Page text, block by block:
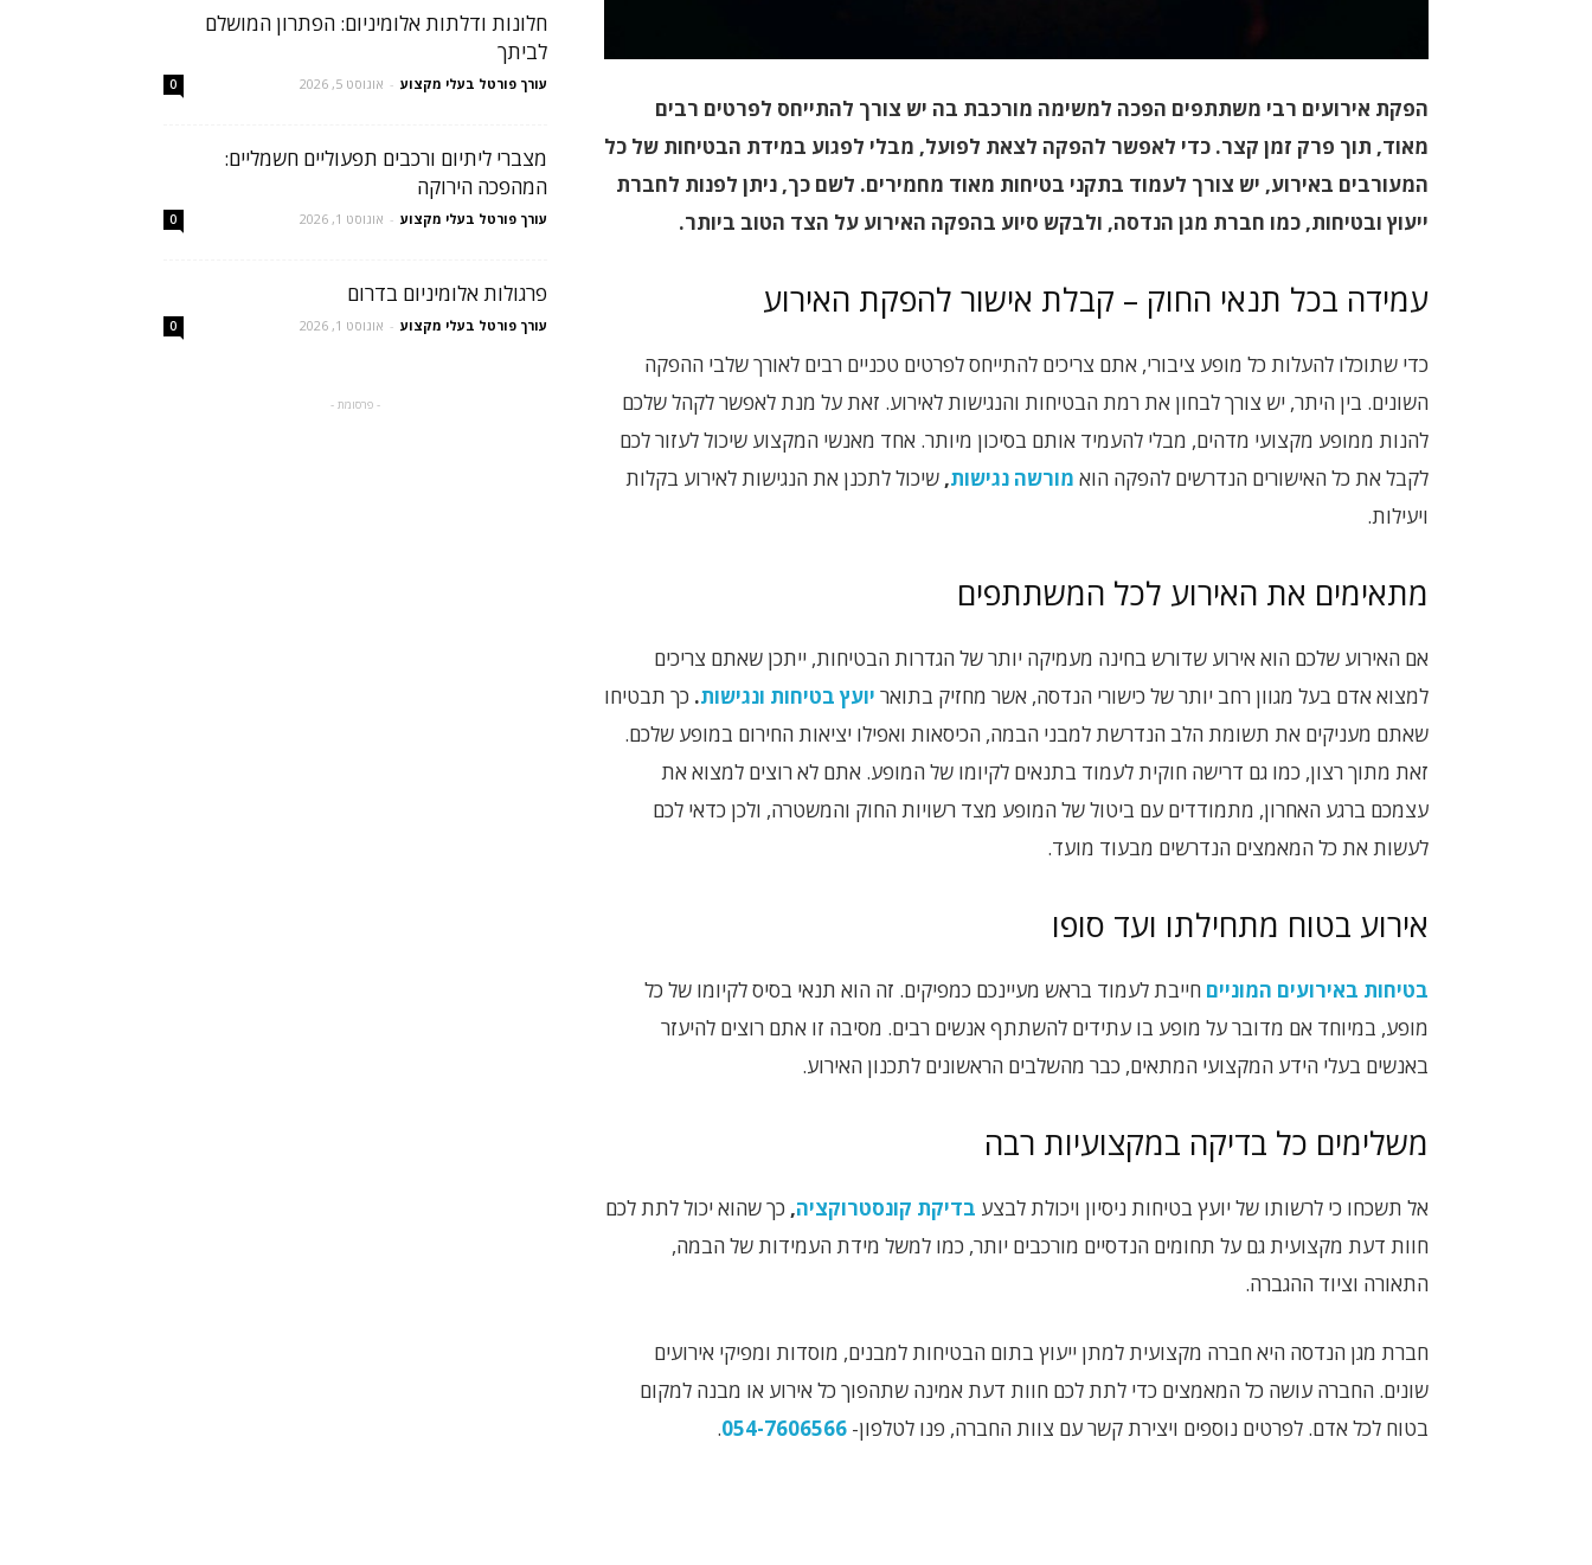
הפקת אירועים רבי משתתפים הפכה למשימה מורכבת בה יש צורך להתייחס לפרטים רבים
מאוד, תוך פרק זמן קצר. כדי לאפשר להפקה לצאת לפועל, מבלי לפגוע במידת הבטיחות של כל
המעורבים באירוע, יש צורך לעמוד בתקני בטיחות מאוד מחמירים. לשם כך, ניתן לפנות לחברת
ייעוץ ובטיחות, כמו חברת מגן הנדסה, ולבקש סיוע בהפקה האירוע על הצד הטוב ביותר.
עמידה בכל תנאי החוק – קבלת אישור להפקת האירוע
כדי שתוכלו להעלות כל מופע ציבורי, אתם צריכים להתייחס לפרטים טכניים רבים לאורך שלבי ההפקה
השונים. בין היתר, יש צורך לבחון את רמת הבטיחות והנגישות לאירוע. זאת על מנת לאפשר לקהל שלכם
להנות ממופע מקצועי מדהים, מבלי להעמיד אותם בסיכון מיותר. אחד מאנשי המקצוע שיכול לעזור לכם
לקבל את כל האישורים הנדרשים להפקה הוא מורשה נגישות, שיכול לתכנן את הנגישות לאירוע בקלות
ויעילות.
מתאימים את האירוע לכל המשתתפים
אם האירוע שלכם הוא אירוע שדורש בחינה מעמיקה יותר של הגדרות הבטיחות, ייתכן שאתם צריכים
למצוא אדם בעל מגוון רחב יותר של כישורי הנדסה, אשר מחזיק בתואר יועץ בטיחות ונגישות. כך תבטיחו
שאתם מעניקים את תשומת הלב הנדרשת למבני הבמה, הכיסאות ואפילו יציאות החירום במופע שלכם.
זאת מתוך רצון, כמו גם דרישה חוקית לעמוד בתנאים לקיומו של המופע. אתם לא רוצים למצוא את
עצמכם ברגע האחרון, מתמודדים עם ביטול של המופע מצד רשויות החוק והמשטרה, ולכן כדאי לכם
לעשות את כל המאמצים הנדרשים מבעוד מועד.
אירוע בטוח מתחילתו ועד סופו
בטיחות באירועים המוניים חייבת לעמוד בראש מעיינכם כמפיקים. זה הוא תנאי בסיס לקיומו של כל
מופע, במיוחד אם מדובר על מופע בו עתידים להשתתף אנשים רבים. מסיבה זו אתם רוצים להיעזר
באנשים בעלי הידע המקצועי המתאים, כבר מהשלבים הראשונים לתכנון האירוע.
משלימים כל בדיקה במקצועיות רבה
אל תשכחו כי לרשותו של יועץ בטיחות ניסיון ויכולת לבצע בדיקת קונסטרוקציה, כך שהוא יכול לתת לכם
חוות דעת מקצועית גם על תחומים הנדסיים מורכבים יותר, כמו למשל מידת העמידות של הבמה,
התאורה וציוד ההגברה.
חברת מגן הנדסה היא חברה מקצועית למתן ייעוץ בתום הבטיחות למבנים, מוסדות ומפיקי אירועים
שונים. החברה עושה כל המאמצים כדי לתת לכם חוות דעת אמינה שתהפוך כל אירוע או מבנה למקום
בטוח לכל אדם. לפרטים נוספים ויצירת קשר עם צוות החברה, פנו לטלפון- 054-7606566
.
חלונות ודלתות אלומיניום: הפתרון המושלם
לביתך
עורך פורטל בעלי מקצוע - אוגוסט 5, 2026 0
מצברי ליתיום ורכבים תפעוליים חשמליים:
המהפכה הירוקה
עורך פורטל בעלי מקצוע - אוגוסט 1, 2026 0
פרגולות אלומיניום בדרום
עורך פורטל בעלי מקצוע - אוגוסט 1, 2026 0
- פרסומת -